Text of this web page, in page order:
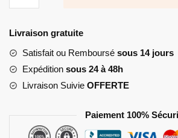
Béret
Cache
Oreille
Livraison gratuite
Satisfait ou Remboursé sous 14 jours
Expédition sous 24 à 48h
Livraison Suivie OFFERTE
Paiement 100%